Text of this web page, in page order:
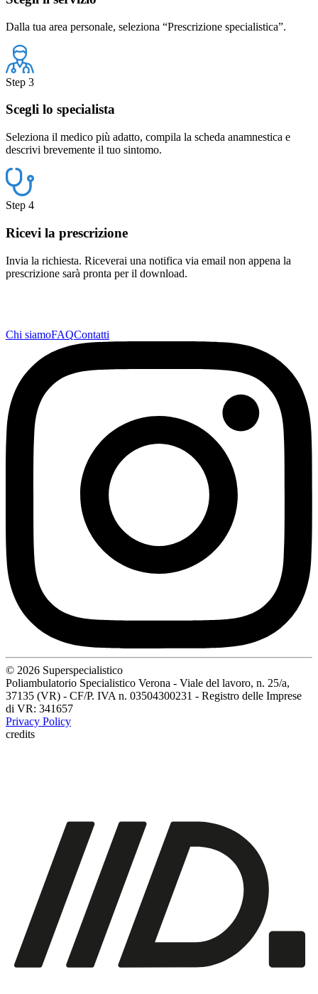
Dalla tua area personale, seleziona “Prescrizione specialistica”.
Step 3
Scegli lo specialista
Seleziona il medico più adatto, compila la scheda anamnestica e
descrivi brevemente il tuo sintomo.
Step 4
Ricevi la prescrizione
Invia la richiesta. Riceverai una notifica via email non appena la
prescrizione sarà pronta per il download.
Chi siamoFAQContatti
© 2026 Superspecialistico
Poliambulatorio Specialistico Verona - Viale del lavoro, n. 25/a,
37135 (VR) - CF/P. IVA n. 03504300231 - Registro delle Imprese
di VR: 341657
Privacy Policy
credits